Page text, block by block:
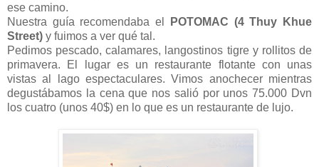
ese camino.
Nuestra guía recomendaba el
POTOMAC (4 Thuy Khue
Street) y fuimos a ver qué tal.
Pedimos pescado, calamares, langostinos tigre y rollitos de
primavera. El lugar es un restaurante flotante con unas
vistas al lago espectaculares. Vimos anochecer mientras
degustábamos la cena que nos salió por unos 75.000 Dvn
los cuatro (unos 40$) en lo que es un restaurante de lujo.